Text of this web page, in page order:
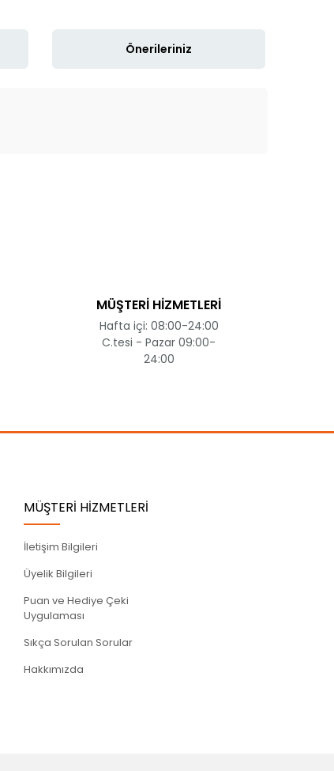
Önerileriniz
MÜŞTERİ HİZMETLERİ
Hafta içi: 08:00-24:00
C.tesi - Pazar 09:00-
24:00
MÜŞTERİ HİZMETLERİ
İletişim Bilgileri
Üyelik Bilgileri
Puan ve Hediye Çeki
Uygulaması
Sıkça Sorulan Sorular
Hakkımızda